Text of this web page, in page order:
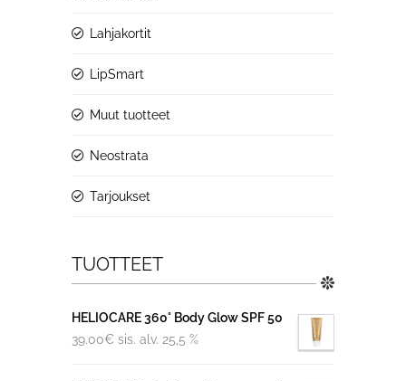
Lahjakortit
LipSmart
Muut tuotteet
Neostrata
Tarjoukset
TUOTTEET
HELIOCARE 360° Body Glow SPF 50
39.00€ sis. alv. 25,5 %